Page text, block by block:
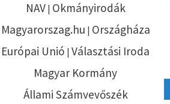
NAV| Okmányirodák
Magyarorszag.hu | Országháza
Európai Unió | Választási Iroda
Magyar Kormány
Állami Számvevőszék